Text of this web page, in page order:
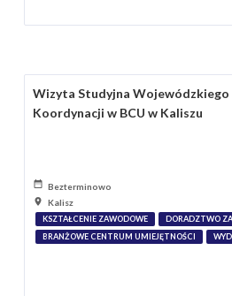
Wizyta Studyjna Wojewódzkiego
Koordynacji w BCU w Kaliszu
Bezterminowo
Kalisz
KSZTAŁCENIE ZAWODOWE
DORADZTWO
BRANŻOWE CENTRUM UMIEJĘTNOŚCI